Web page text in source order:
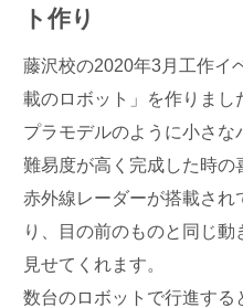
ト作り
藤沢校の2020年3月工作イ
載のロボット」を作りまし
プラモデルのように小さな
難易度が高く完成した時の
赤外線レーダーが搭載され
り、目の前のものと同じ
見せてくれます。
数台のロボットで行進する